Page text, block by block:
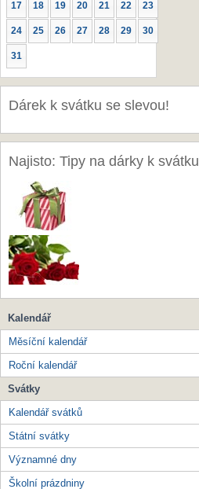
17 18 19 20 21 22 23
24 25 26 27 28 29 30
31
Dárek k svátku se slevou!
Najisto: Tipy na dárky k svátku
Kalendář
Měsíční kalendář
Roční kalendář
Svátky
Kalendář svátků
Státní svátky
Významné dny
Školní prázdniny